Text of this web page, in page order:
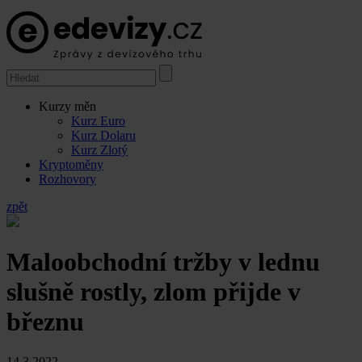
Kurzy měn
Kurz Euro
Kurz Dolaru
Kurz Zlotý
Kryptoměny
Rozhovory
zpět
Maloobchodní tržby v lednu
slušně rostly, zlom přijde v
březnu